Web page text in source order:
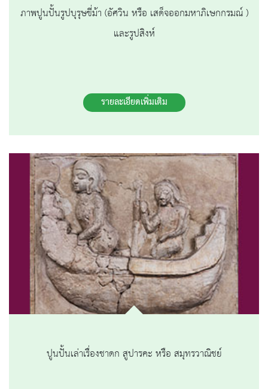
ภาพปูนปั้นรูปบุรุษขี่ม้า (อัศวิน หรือ เสด็จออกมหาภิเษกกรมณ์ )
และรูปสิงห์
รายละเอียดเพิ่มเติม
ปูนปั้นเล่าเรื่องชาดก สูปารคะ หรือ สมุทรวาณิชย์